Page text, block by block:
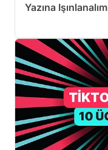
Yazına Işınlanalım